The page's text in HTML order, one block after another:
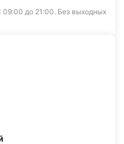
09:00 до 21:00. Без выходных